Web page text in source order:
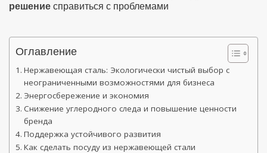
решение справиться с проблемами
Оглавление
Нержавеющая сталь: Экологически чистый выбор с
неограниченными возможностями для бизнеса
Энергосбережение и экономия
Снижение углеродного следа и повышение ценности
бренда
Поддержка устойчивого развития
Как сделать посуду из нержавеющей стали